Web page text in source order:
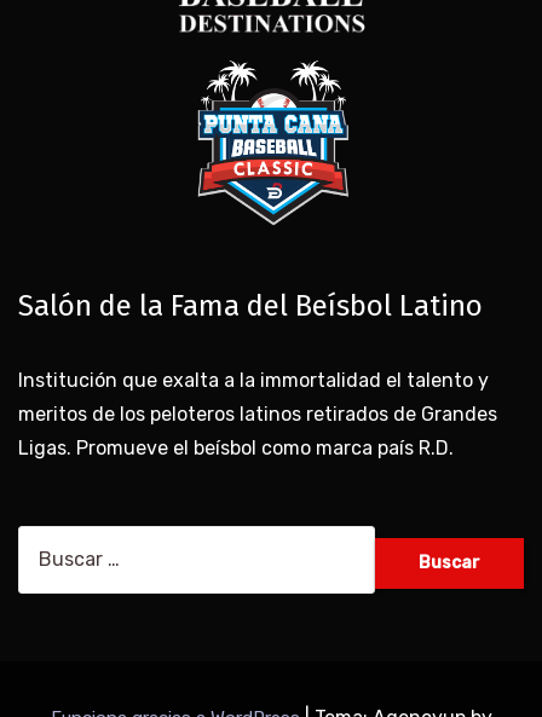
Salón de la Fama del Beísbol Latino
Institución que exalta a la immortalidad el talento y
meritos de los peloteros latinos retirados de Grandes
Ligas. Promueve el beísbol como marca país R.D.